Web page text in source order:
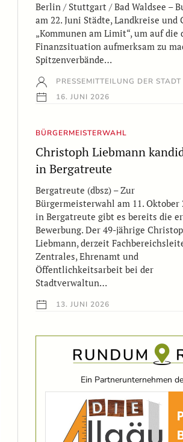
Berlin / Stuttgart / Bad Waldsee –
am 22. Juni Städte, Landkreise
„Kommunen am Limit“, um auf
Finanzsituation aufmerksam zu
Spitzenverbände…
PRESSEMITTEILUNG DER
16. JUNI 2026
BÜRGERMEISTERWAHL
Christoph Liebmann
in Bergatreute
Bergatreute (dbsz) – Zur
Bürgermeisterwahl am 11. Oktober
in Bergatreute gibt es bereits die
Bewerbung. Der 49-jährige
Liebmann, derzeit
Zentrales, Ehrenamt und
Öffentlichkeitsarbeit bei der
Stadtverwaltun…
13. JUNI 2026
Ein Partnerunternehmen